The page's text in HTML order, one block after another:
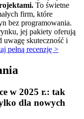
To świetne
firm, które
bez programowania.
jej pakiety oferują
uwagę skuteczność i
pełną recenzję >
w 2025 r.: tak
dla nowych